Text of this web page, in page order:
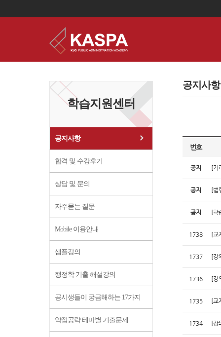
학습지원센터
공지사항
합격 및 수강후기
상담 및 문의
자주묻는 질문
Mobile 이용안내
샘플강의
행정학 기출 해설강의
공시생들이 궁금해하는 17가지
약점공략 테마별 기출문제
공지사항
번호
공지 [커
공지 [법
공지 [학
1738 [교
1737 [강
1736 [강
1735 [교
1734 [강